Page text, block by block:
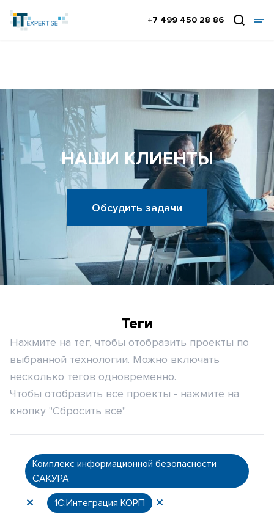
+7 499 450 28 86
НАШИ КЛИЕНТЫ
Обсудить задачи
Теги
Нажмите на тег, чтобы отобразить проекты по
выбранной технологии. Можно включать
несколько тегов одновременно.
Чтобы отобразить все проекты - нажмите на
кнопку "Сбросить все"
Комплекс информационной безопасности
САКУРА
1С:Интеграция КОРП